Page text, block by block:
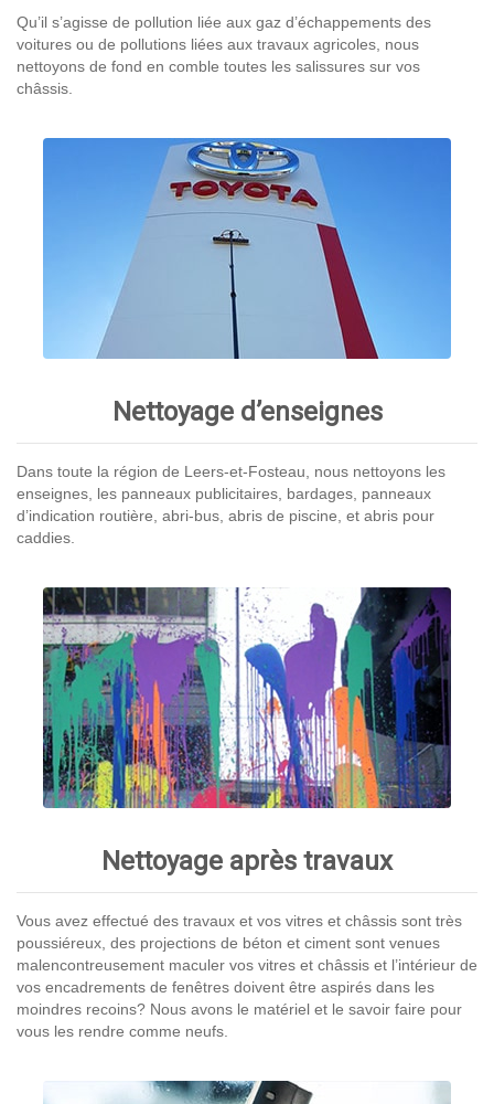
Qu’il s’agisse de pollution liée aux gaz d’échappements des
voitures ou de pollutions liées aux travaux agricoles, nous
nettoyons de fond en comble toutes les salissures sur vos
châssis.
Nettoyage d’enseignes
Dans toute la région de Leers-et-Fosteau, nous nettoyons les
enseignes, les panneaux publicitaires, bardages, panneaux
d’indication routière, abri-bus, abris de piscine, et abris pour
caddies.
Nettoyage après travaux
Vous avez effectué des travaux et vos vitres et châssis sont très
poussiéreux, des projections de béton et ciment sont venues
malencontreusement maculer vos vitres et châssis et l’intérieur de
vos encadrements de fenêtres doivent être aspirés dans les
moindres recoins? Nous avons le matériel et le savoir faire pour
vous les rendre comme neufs.